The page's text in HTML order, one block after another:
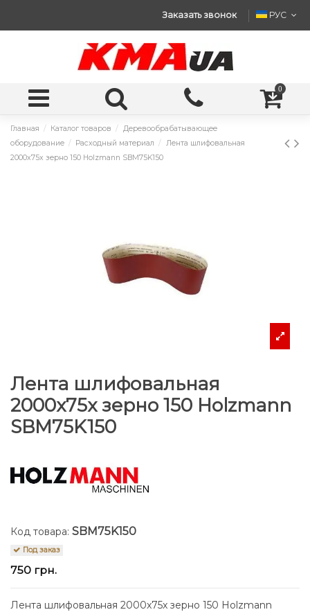
Заказать звонок РУС
0
Главная Каталог товаров
Деревообрабатывающее
оборудование
Расходный материал
Лента шлифовальная
2000x75x зерно 150 Holzmann SBM75K150
Лента шлифовальная
2000x75x зерно 150 Holzmann
SBM75K150
Код товара: SBM75K150
Под заказ
750 грн.
Лента шлифовальная 2000x75x зерно 150 Holzmann